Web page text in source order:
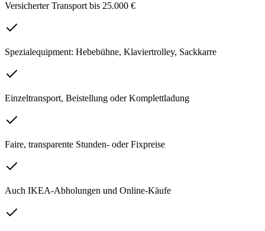
Versicherter Transport bis 25.000 €
Spezialequipment: Hebebühne, Klaviertrolley, Sackkarre
Einzeltransport, Beistellung oder Komplettladung
Faire, transparente Stunden- oder Fixpreise
Auch IKEA-Abholungen und Online-Käufe